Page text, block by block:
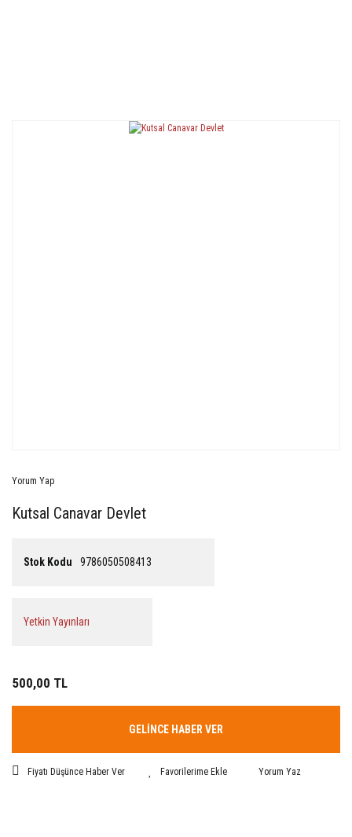
Yorum Yap
Kutsal Canavar Devlet
Stok Kodu 9786050508413
Yetkin Yayınları
500,00 TL
GELİNCE HABER VER
Fiyatı Düşünce Haber Ver Yorum Yaz